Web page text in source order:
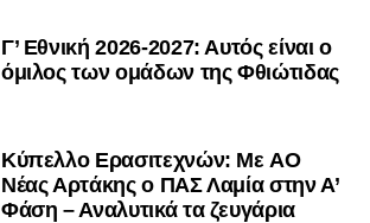
Γ’ Εθνική 2026-2027: Αυτός είναι ο
όμιλος των ομάδων της Φθιώτιδας
Kύπελλο Ερασιτεχνών: Με AO
Nέας Αρτάκης ο ΠΑΣ Λαμία στην Α’
Φάση – Αναλυτικά τα ζευγάρια